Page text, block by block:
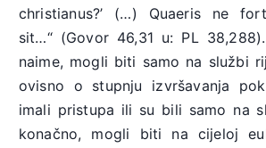
christianus?’ (…) Quaeris ne
sit…“ (Govor 46,31 u: PL
naime, mogli biti samo na službi
ovisno o stupnju izvršavanja
imali pristupa ili su bili samo na
konačno, mogli biti na cijeloj